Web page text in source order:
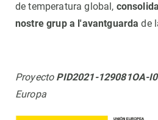
de temperatura global,
nostre grup a l'avantguarda de
Proyecto PID2021-129081OA-
Europa